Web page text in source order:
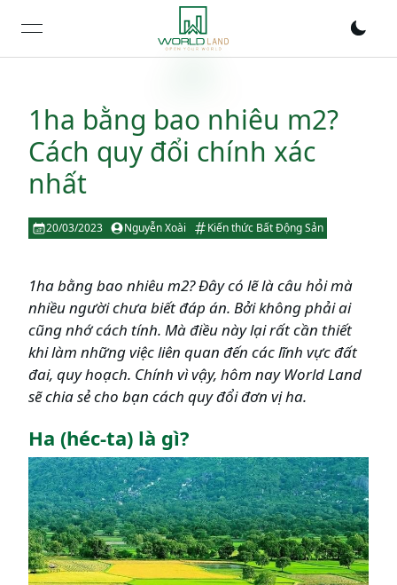
open navigation menu
1ha bằng bao nhiêu m2?
Cách quy đổi chính xác
nhất
20/03/2023 Nguyễn Xoài Kiến thức Bất Động Sản
1ha bằng bao nhiêu m2? Đây có lẽ là câu hỏi mà
nhiều người chưa biết đáp án. Bởi không phải ai
cũng nhớ cách tính. Mà điều này lại rất cần thiết
khi làm những việc liên quan đến các lĩnh vực đất
đai, quy hoạch. Chính vì vậy, hôm nay World Land
sẽ chia sẻ cho bạn cách quy đổi đơn vị ha.
Ha (héc-ta) là gì?